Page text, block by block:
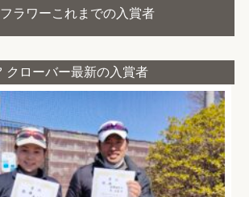
フラワーこれまでの入賞者
クローバー最新の入賞者